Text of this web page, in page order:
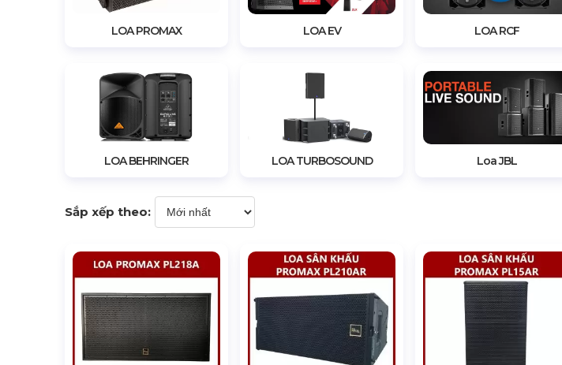
LOA PROMAX LOA EV LOA RCF
LOA BEHRINGER LOA TURBOSOUND Loa JBL
Sắp xếp theo: